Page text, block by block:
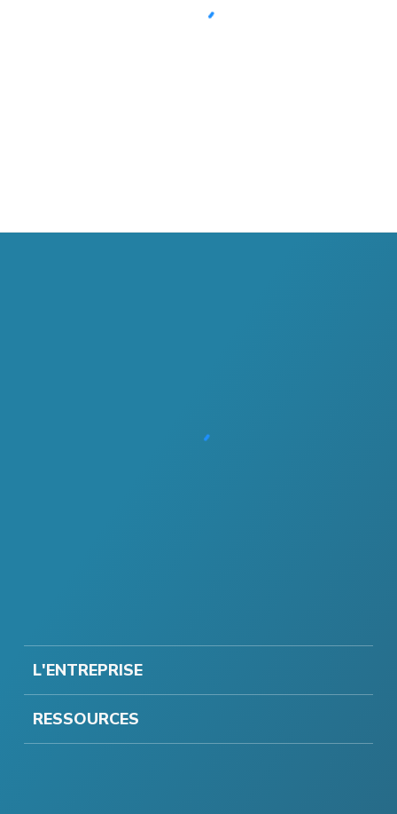
L'ENTREPRISE
RESSOURCES